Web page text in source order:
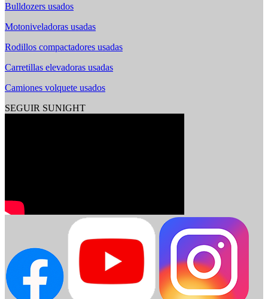
Bulldozers usados
Motoniveladoras usadas
Rodillos compactadores usadas
Carretillas elevadoras usadas
Camiones volquete usados
SEGUIR SUNIGHT